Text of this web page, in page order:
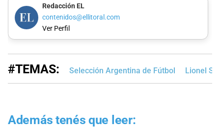
Redacción EL
contenidos@ellitoral.com
Ver Perfil
#TEMAS: Selección Argentina de Fútbol Lionel
Además tenés que leer: